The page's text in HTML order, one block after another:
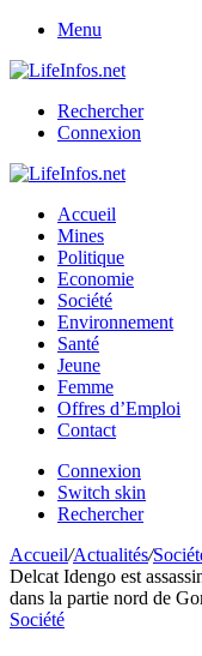
Menu
Rechercher
Connexion
Accueil
Mines
Politique
Economie
Société
Environnement
Santé
Jeune
Femme
Offres d’Emploi
Contact
Connexion
Switch skin
Rechercher
Accueil/Actualités/
Delcat Idengo est
dans la partie nord de
Société